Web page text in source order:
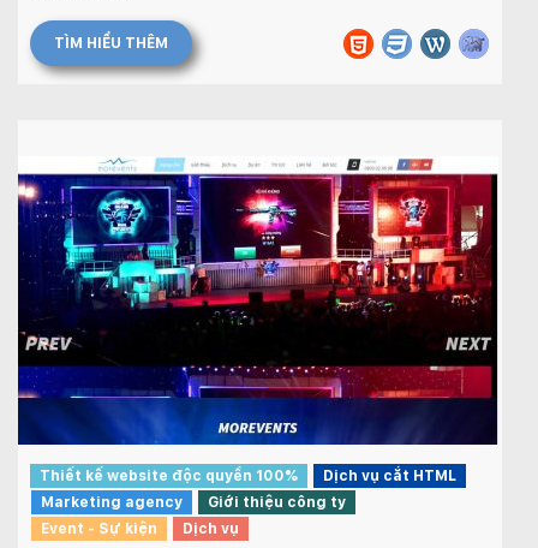
TÌM HIỂU THÊM
Thiết kế website độc quyền 100%
Dịch vụ cắt HTML
Marketing agency
Giới thiệu công ty
Event - Sự kiện
Dịch vụ